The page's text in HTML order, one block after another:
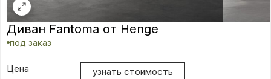
Диван Fantoma от Henge
под заказ
Цена узнать стоимость